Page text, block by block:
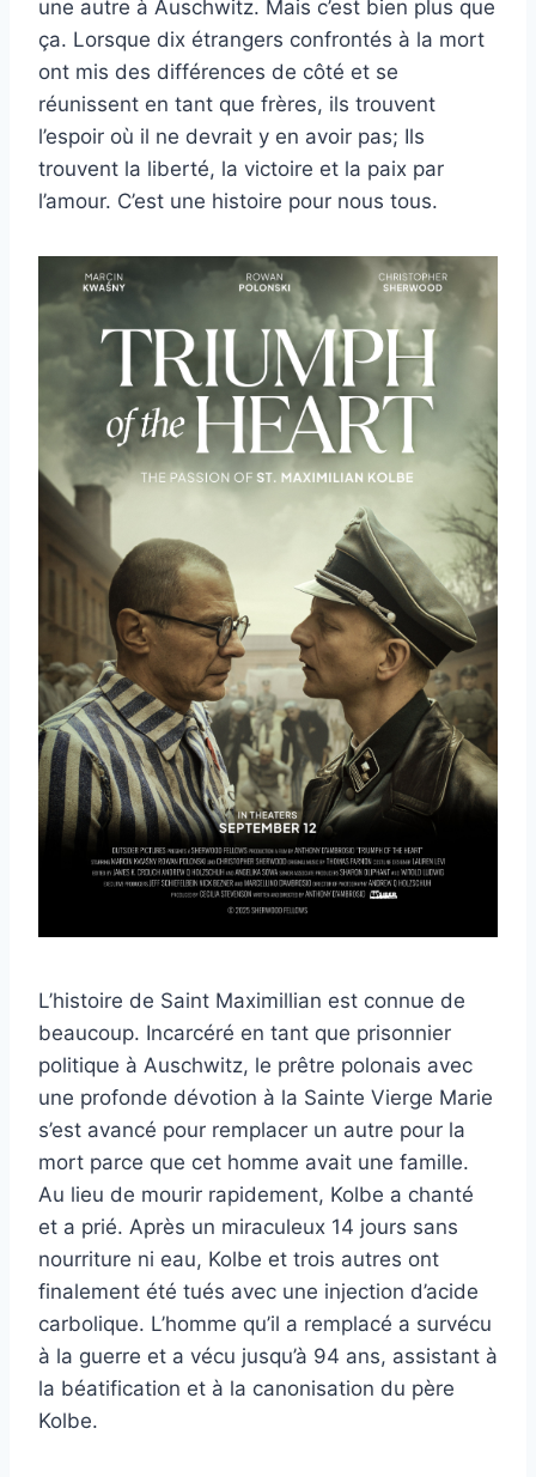
une autre à Auschwitz. Mais c’est bien plus que
ça. Lorsque dix étrangers confrontés à la mort
ont mis des différences de côté et se
réunissent en tant que frères, ils trouvent
l’espoir où il ne devrait y en avoir pas; Ils
trouvent la liberté, la victoire et la paix par
l’amour. C’est une histoire pour nous tous.
L’histoire de Saint Maximillian est connue de
beaucoup. Incarcéré en tant que prisonnier
politique à Auschwitz, le prêtre polonais avec
une profonde dévotion à la Sainte Vierge Marie
s’est avancé pour remplacer un autre pour la
mort parce que cet homme avait une famille.
Au lieu de mourir rapidement, Kolbe a chanté
et a prié. Après un miraculeux 14 jours sans
nourriture ni eau, Kolbe et trois autres ont
finalement été tués avec une injection d’acide
carbolique. L’homme qu’il a remplacé a survécu
à la guerre et a vécu jusqu’à 94 ans, assistant à
la béatification et à la canonisation du père
Kolbe.